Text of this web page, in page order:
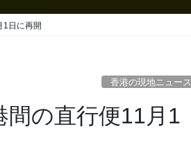
1日に再開
香港の現地ニュース
の直行便11月1